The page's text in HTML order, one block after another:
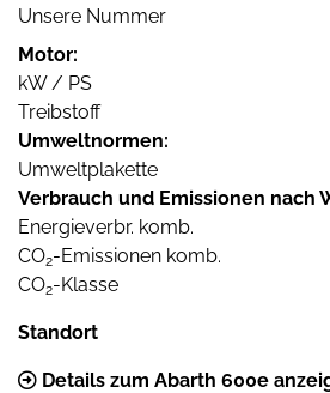
Unsere Nummer
Motor:
kW / PS
Treibstoff
Umweltnormen:
Umweltplakette
Verbrauch und Emissionen nach
Energieverbr. komb.
CO2-Emissionen komb.
CO2-Klasse
Standort
Details zum Abarth 600e